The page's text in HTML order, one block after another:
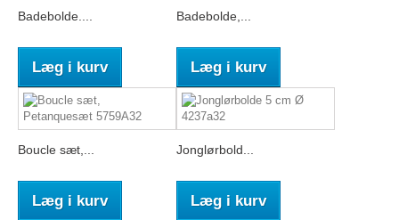
Badebolde....
Læg i kurv
Badebolde,...
Læg i kurv
Boucle sæt,...
Læg i kurv
Jonglørbold...
Læg i kurv